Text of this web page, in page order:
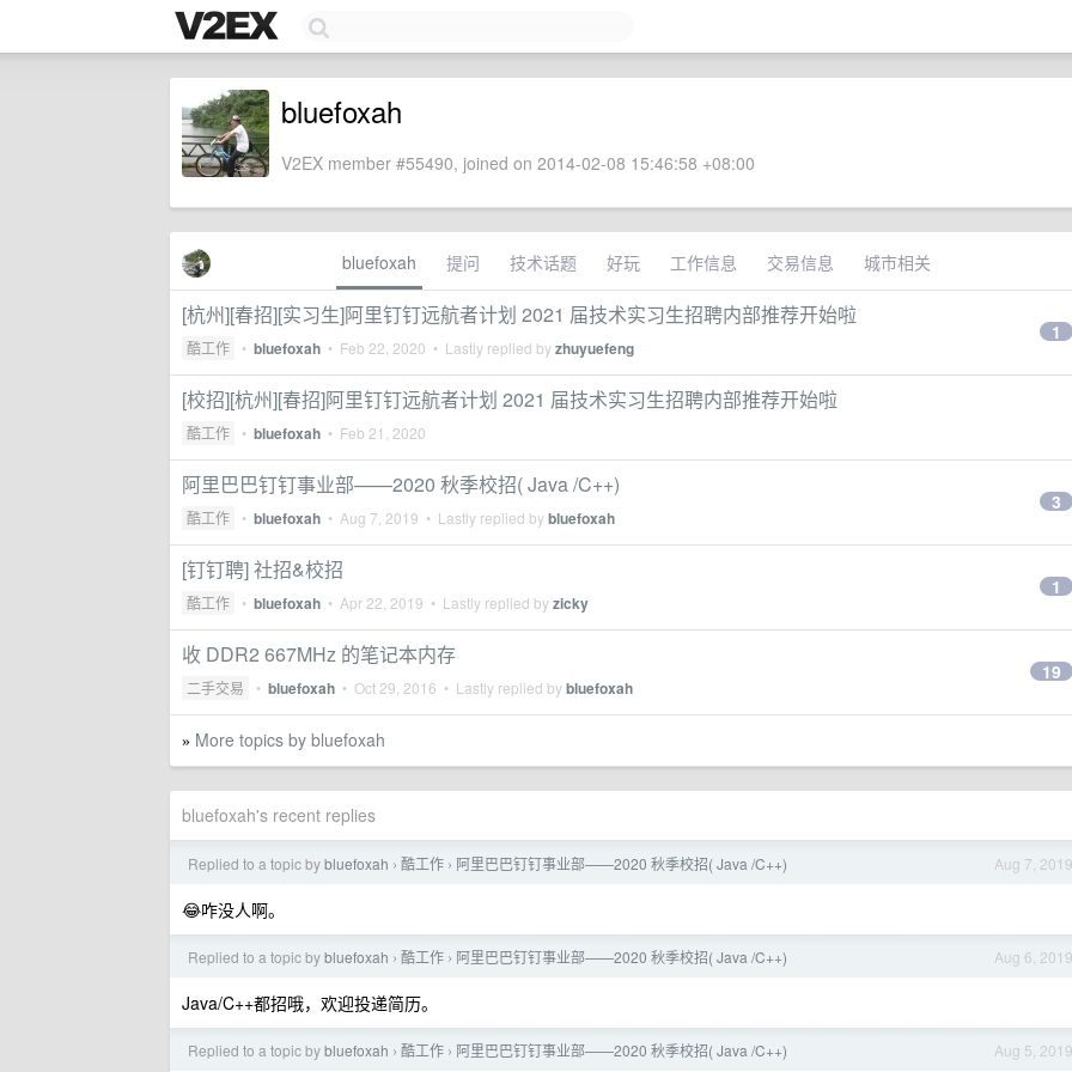
bluefoxah
V2EX member #55490, joined on 2014-02-08 15:46:58 +08:00
bluefoxah 提问 技术话题 好玩 工作信息 交易信息 城市相关
[杭州][春招][实习生]阿里钉钉远航者计划 2021 届技术实习生招聘内部推荐开始啦
酷工作 • bluefoxah • Feb 22, 2020 • Lastly replied byzhuyuefeng
1
[校招][杭州][春招]阿里钉钉远航者计划 2021 届技术实习生招聘内部推荐开始啦
酷工作 • bluefoxah • Feb 21, 2020
阿里巴巴钉钉事业部——2020 秋季校招( Java /C++)
酷工作 • bluefoxah • Aug 7, 2019 • Lastly replied bybluefoxah
3
[钉钉聘] 社招&校招
酷工作 • bluefoxah • Apr 22, 2019 • Lastly replied byzicky
1
收 DDR2 667MHz 的笔记本内存
二手交易 • bluefoxah • Oct 29, 2016 • Lastly replied bybluefoxah
19
» More topics by bluefoxah
bluefoxah's recent replies
Aug 7, 2019
Replied to a topic bybluefoxah › 酷工作 › 阿里巴巴钉钉事业部——2020 秋季校招( Java /C++)
😂咋没人啊。
Aug 6, 2019
Replied to a topic bybluefoxah › 酷工作 › 阿里巴巴钉钉事业部——2020 秋季校招( Java /C++)
Java/C++都招哦，欢迎投递简历。
Aug 5, 2019
Replied to a topic bybluefoxah › 酷工作 › 阿里巴巴钉钉事业部——2020 秋季校招( Java /C++)